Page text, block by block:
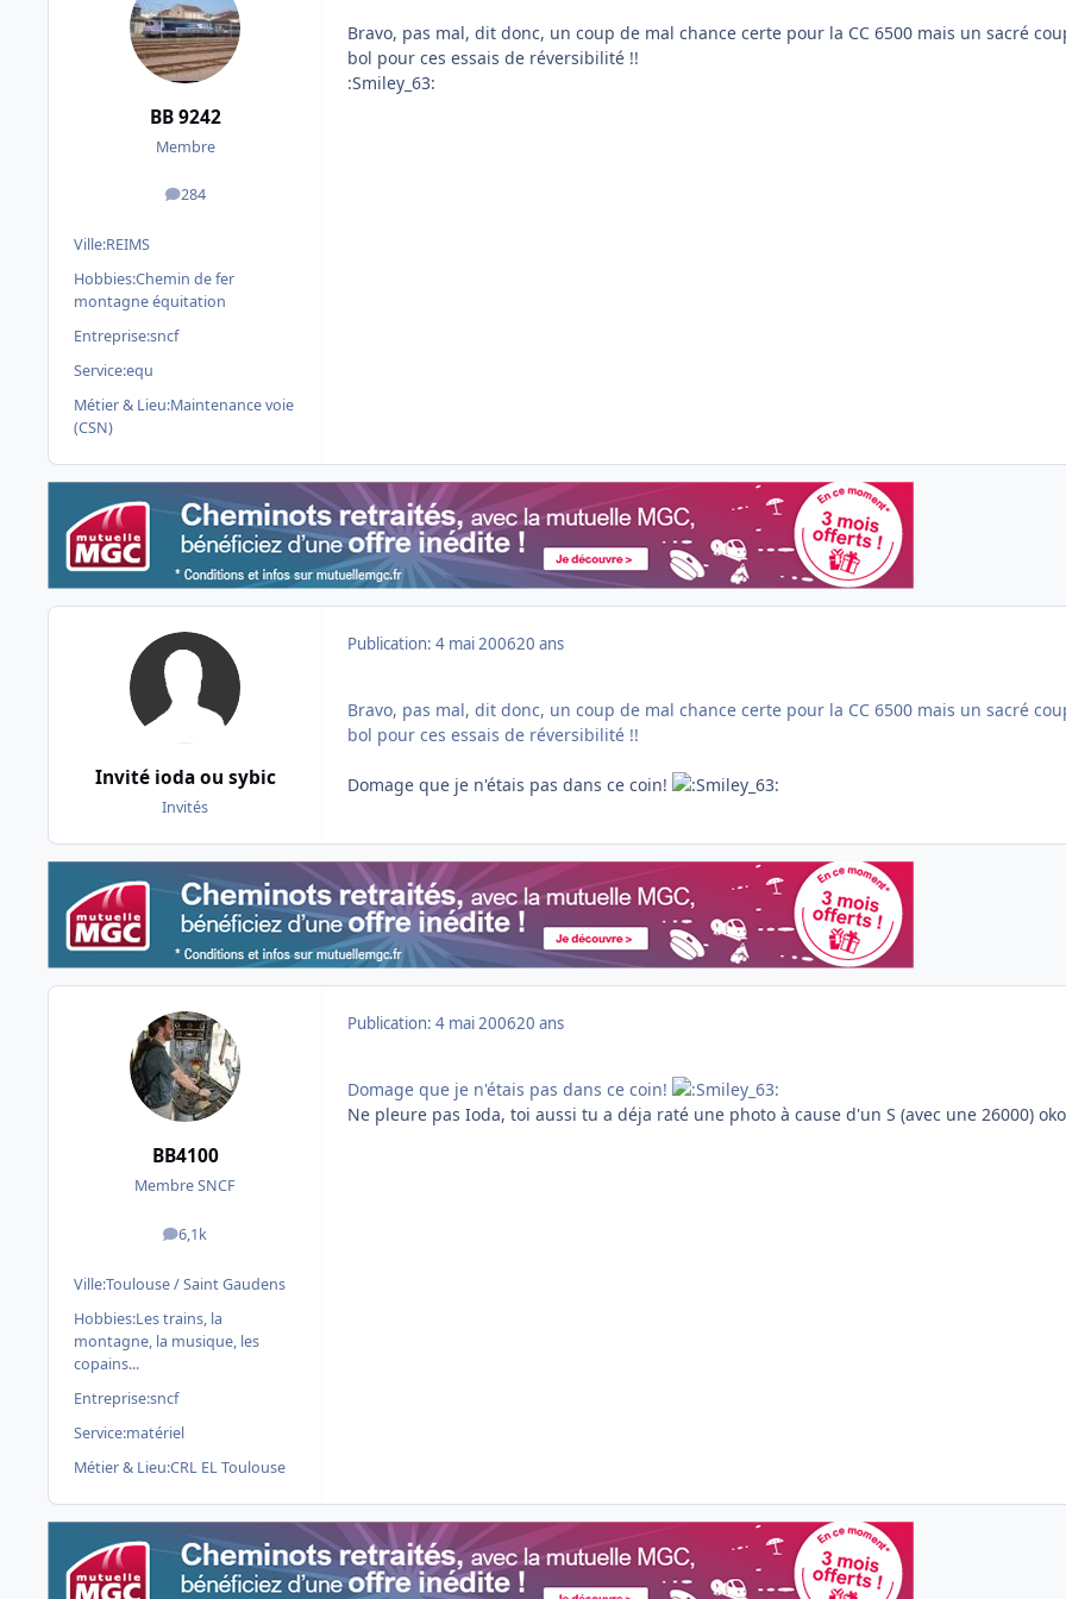
BB 9242
Membre
284
messages
Ville:REIMS
Hobbies:Chemin de fer
montagne équitation
Entreprise:sncf
Service:equ
Métier & Lieu:Maintenance voie
(CSN)
Bravo, pas mal, dit donc, un coup de mal chance certe pour la CC 6500 mais un sacré
bol pour ces essais de réversibilité !!
:Smiley_63:
Invité ioda ou sybic
Invités
Publication: 4 mai 200620 ans
Bravo, pas mal, dit donc, un coup de mal chance certe pour la CC 6500 mais un sacré
bol pour ces essais de réversibilité !!
Domage que je n'étais pas dans ce coin!
BB4100
Membre SNCF
6,1k
messages
Ville:Toulouse / Saint Gaudens
Hobbies:Les trains, la
montagne, la musique, les
copains...
Entreprise:sncf
Service:matériel
Métier & Lieu:CRL EL Toulouse
Publication: 4 mai 200620 ans
Domage que je n'étais pas dans ce coin!
Ne pleure pas Ioda, toi aussi tu a déja raté une photo à cause d'un S (avec une 26000)